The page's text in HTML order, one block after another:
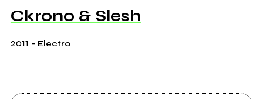
Ckrono & Slesh
2011 - Electro